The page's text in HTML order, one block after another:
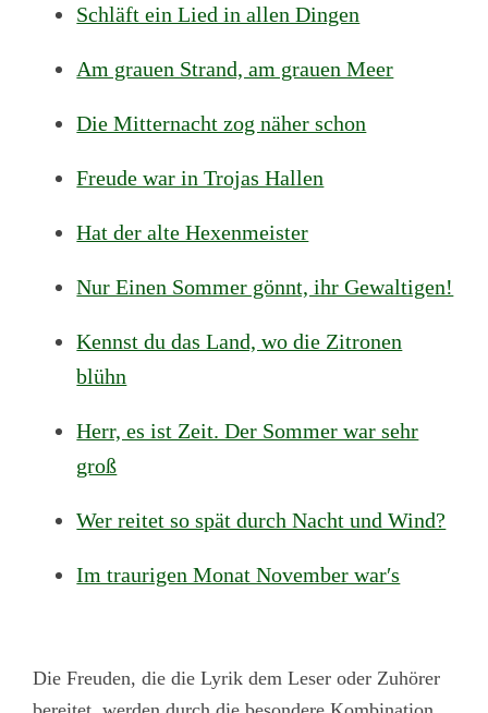
Schläft ein Lied in allen Dingen
Am grauen Strand, am grauen Meer
Die Mitternacht zog näher schon
Freude war in Trojas Hallen
Hat der alte Hexenmeister
Nur Einen Sommer gönnt, ihr Gewaltigen!
Kennst du das Land, wo die Zitronen
blühn
Herr, es ist Zeit. Der Sommer war sehr
groß
Wer reitet so spät durch Nacht und Wind?
Im traurigen Monat November war′s
Die Freuden, die die Lyrik dem Leser oder Zuhörer